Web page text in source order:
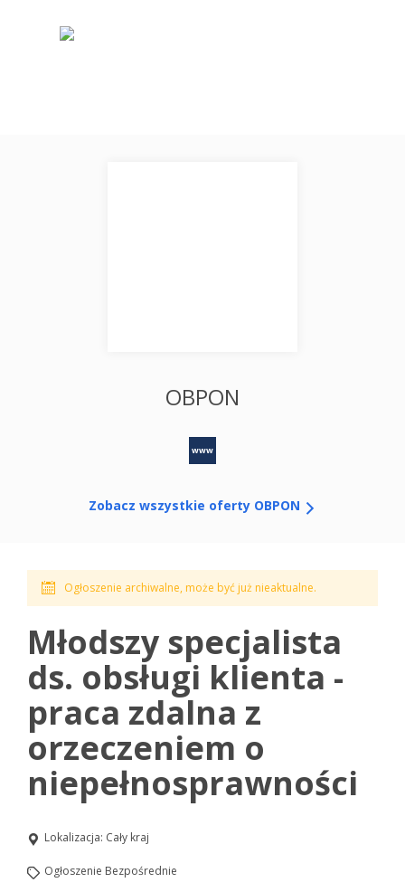
Ogłoszenie archiwalne, może być już nieaktualne.
Młodszy specjalista
ds. obsługi klienta -
praca zdalna z
orzeczeniem o
niepełnosprawności
Lokalizacja: Cały kraj
Ogłoszenie Bezpośrednie
OBPON
www
Zobacz wszystkie oferty OBPON